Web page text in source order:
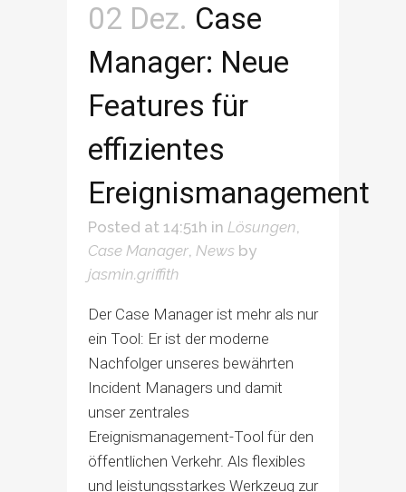
02 Dez. Case
Manager: Neue
Features für
effizientes
Ereignismanagement
Posted at 14:51h in Lösungen,
Case Manager, News by
jasmin.griffith
Der Case Manager ist mehr als nur
ein Tool: Er ist der moderne
Nachfolger unseres bewährten
Incident Managers und damit
unser zentrales
Ereignismanagement-Tool für den
öffentlichen Verkehr. Als flexibles
und leistungsstarkes Werkzeug zur